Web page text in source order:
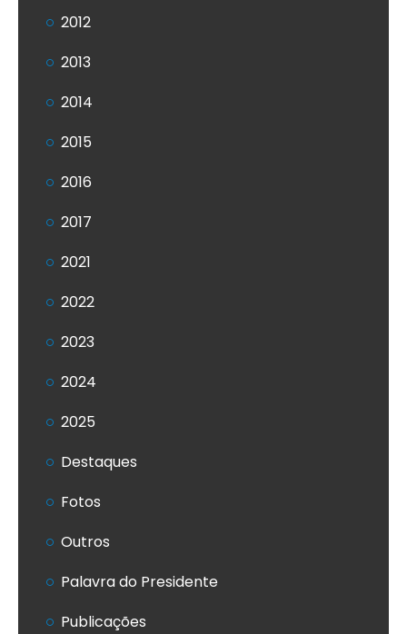
2012
2013
2014
2015
2016
2017
2021
2022
2023
2024
2025
Destaques
Fotos
Outros
Palavra do Presidente
Publicações